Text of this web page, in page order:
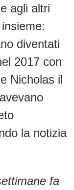
agli altri
diventati
2017 con
Nicholas il
la notizia
fa